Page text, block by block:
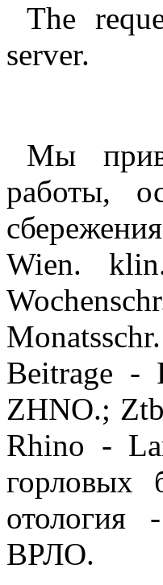
The
server.
Мы
работы,
Wien.
Beitrage -
ZHNO.;
Rhino -
горловых
отология
ВРЛО.